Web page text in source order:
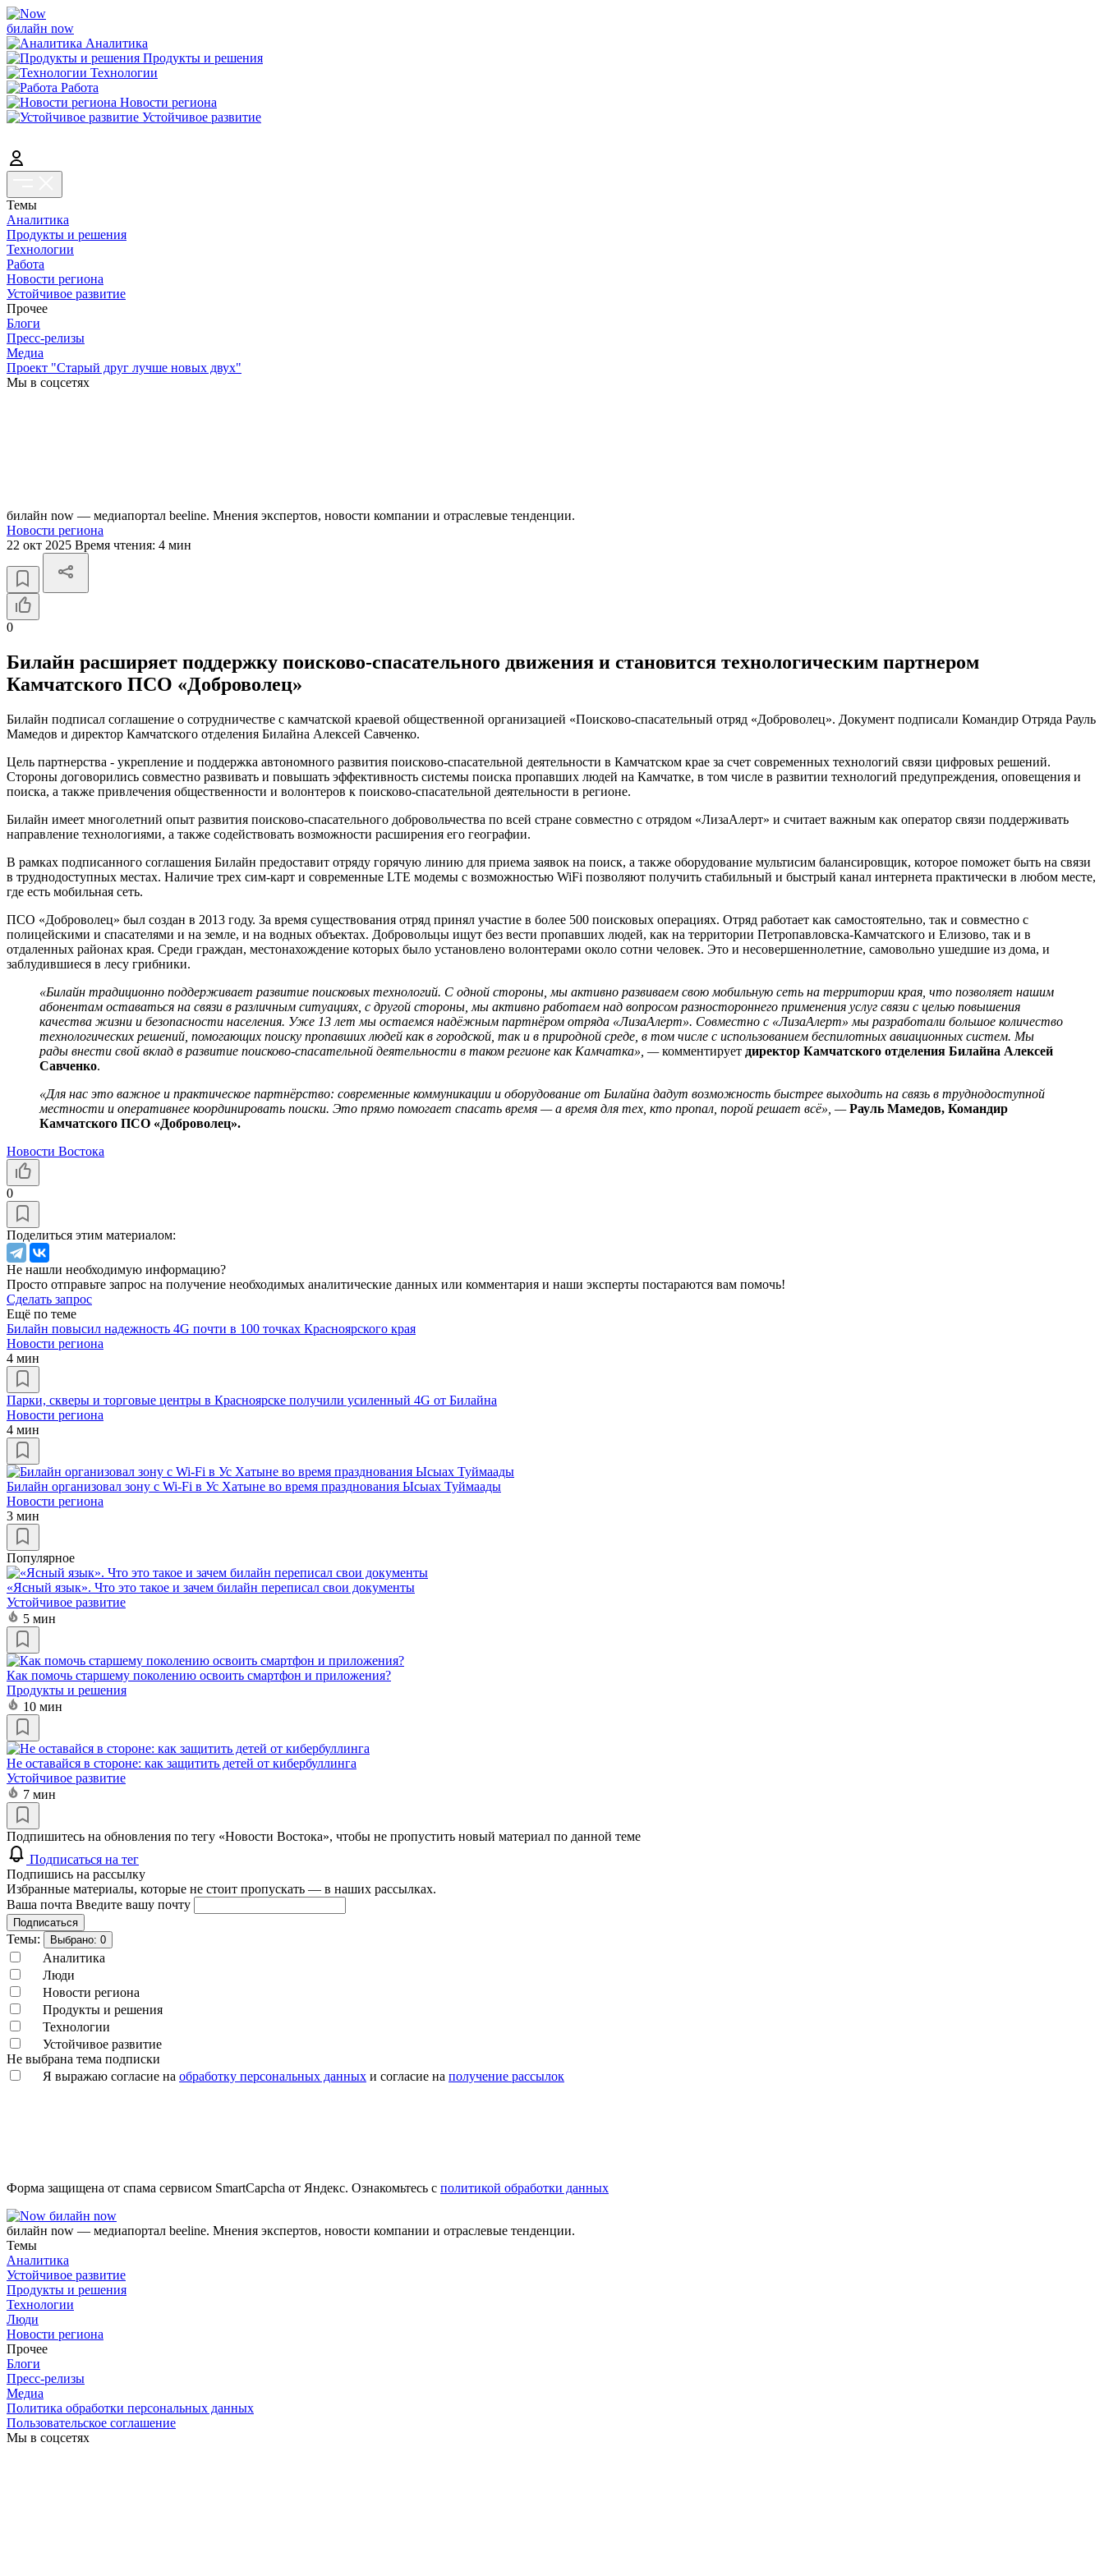
билайн now
Аналитика
Продукты и решения
Технологии
Работа
Новости региона
Устойчивое развитие
Темы
Аналитика
Продукты и решения
Технологии
Работа
Новости региона
Устойчивое развитие
Прочее
Блоги
Пресс-релизы
Медиа
Проект "Старый друг лучше новых двух"
Мы в соцсетях
билайн now — медиапортал beeline. Мнения экспертов, новости компании и отраслевые тенденции.
Новости региона
22 окт 2025 Время чтения: 4 мин
0
Билайн расширяет поддержку поисково-спасательного движения и становится технологическим партнером
Камчатского ПСО «Доброволец»
Билайн подписал соглашение о сотрудничестве с камчатской краевой общественной организацией «Поисково-спасательный отряд «Доброволец». Документ подписали Командир Отряда Рауль
Мамедов и директор Камчатского отделения Билайна Алексей Савченко.
Цель партнерства - укрепление и поддержка автономного развития поисково-спасательной деятельности в Камчатском крае за счет современных технологий связи цифровых решений.
Стороны договорились совместно развивать и повышать эффективность системы поиска пропавших людей на Камчатке, в том числе в развитии технологий предупреждения, оповещения и
поиска, а также привлечения общественности и волонтеров к поисково-спасательной деятельности в регионе.
Билайн имеет многолетний опыт развития поисково-спасательного добровольчества по всей стране совместно с отрядом «ЛизаАлерт» и считает важным как оператор связи поддерживать
направление технологиями, а также содействовать возможности расширения его географии.
В рамках подписанного соглашения Билайн предоставит отряду горячую линию для приема заявок на поиск, а также оборудование мультисим балансировщик, которое поможет быть на связи
в труднодоступных местах. Наличие трех сим-карт и современные LTE модемы с возможностью WiFi позволяют получить стабильный и быстрый канал интернета практически в любом месте,
где есть мобильная сеть.
ПСО «Доброволец» был создан в 2013 году. За время существования отряд принял участие в более 500 поисковых операциях. Отряд работает как самостоятельно, так и совместно с
полицейскими и спасателями и на земле, и на водных объектах. Добровольцы ищут без вести пропавших людей, как на территории Петропавловска-Камчатского и Елизово, так и в
отдаленных районах края. Среди граждан, местонахождение которых было установлено волонтерами около сотни человек. Это и несовершеннолетние, самовольно ушедшие из дома, и
заблудившиеся в лесу грибники.
«Билайн традиционно поддерживает развитие поисковых технологий. С одной стороны, мы активно развиваем свою мобильную сеть на территории края, что позволяет нашим
абонентам оставаться на связи в различным ситуациях, с другой стороны, мы активно работаем над вопросом разностороннего применения услуг связи с целью повышения
качества жизни и безопасности населения. Уже 13 лет мы остаемся надёжным партнёром отряда «ЛизаАлерт». Совместно с «ЛизаАлерт» мы разработали большое количество
технологических решений, помогающих поиску пропавших людей как в городской, так и в природной среде, в том числе с использованием беспилотных авиационных систем. Мы
рады внести свой вклад в развитие поисково-спасательной деятельности в таком регионе как Камчатка», —комментирует директор Камчатского отделения Билайна Алексей
Савченко.
«Для нас это важное и практическое партнёрство: современные коммуникации и оборудование от Билайна дадут возможность быстрее выходить на связь в труднодоступной
местности и оперативнее координировать поиски. Это прямо помогает спасать время — а время для тех, кто пропал, порой решает всё», — Рауль Мамедов, Командир
Камчатского ПСО «Доброволец».
Новости Востока
0
Поделиться этим материалом:
Не нашли необходимую информацию?
Просто отправьте запрос на получение необходимых аналитические данных или комментария и наши эксперты постараются вам помочь!
Сделать запрос
Ещё по теме
Билайн повысил надежность 4G почти в 100 точках Красноярского края
Новости региона
4 мин
Парки, скверы и торговые центры в Красноярске получили усиленный 4G от Билайна
Новости региона
4 мин
Билайн организовал зону с Wi-Fi в Ус Хатыне во время празднования Ысыах Туймаады
Новости региона
3 мин
Популярное
«Ясный язык». Что это такое и зачем билайн переписал свои документы
Устойчивое развитие
5 мин
Как помочь старшему поколению освоить смартфон и приложения?
Продукты и решения
10 мин
Не оставайся в стороне: как защитить детей от кибербуллинга
Устойчивое развитие
7 мин
Подпишитесь на обновления по тегу «Новости Востока», чтобы не пропустить новый материал по данной теме
Подписаться на тег
Подпишись на рассылку
Избранные материалы, которые не стоит пропускать — в наших рассылках.
Ваша почта Введите вашу почту
Подписаться
Темы: Выбрано: 0
Аналитика
Люди
Новости региона
Продукты и решения
Технологии
Устойчивое развитие
Не выбрана тема подписки
Я выражаю согласие на обработку персональных данных и согласие на получение рассылок
Форма защищена от спама сервисом SmartCapcha от Яндекс. Ознакомьтесь с политикой обработки данных
билайн now
билайн now — медиапортал beeline. Мнения экспертов, новости компании и отраслевые тенденции.
Темы
Аналитика
Устойчивое развитие
Продукты и решения
Технологии
Люди
Новости региона
Прочее
Блоги
Пресс-релизы
Медиа
Политика обработки персональных данных
Пользовательское соглашение
Мы в соцсетях